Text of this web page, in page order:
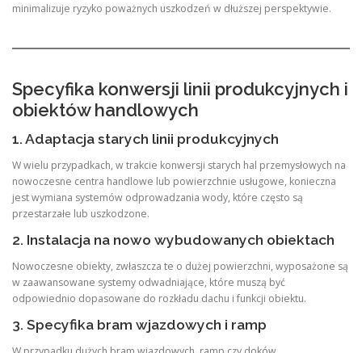
minimalizuje ryzyko poważnych uszkodzeń w dłuższej perspektywie.
Specyfika konwersji linii produkcyjnych i
obiektów handlowych
1. Adaptacja starych linii produkcyjnych
W wielu przypadkach, w trakcie konwersji starych hal przemysłowych na
nowoczesne centra handlowe lub powierzchnie usługowe, konieczna
jest wymiana systemów odprowadzania wody, które często są
przestarzałe lub uszkodzone.
2. Instalacja na nowo wybudowanych obiektach
Nowoczesne obiekty, zwłaszcza te o dużej powierzchni, wyposażone są
w zaawansowane systemy odwadniające, które muszą być
odpowiednio dopasowane do rozkładu dachu i funkcji obiektu.
3. Specyfika bram wjazdowych i ramp